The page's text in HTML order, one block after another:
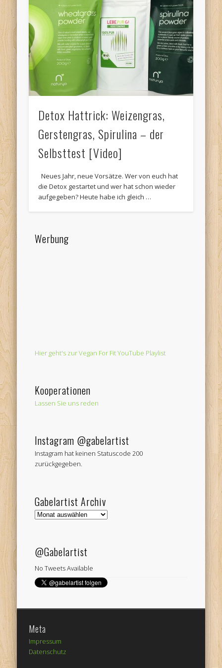
Detox Hattrick: Weizengras,
Gerstengras, Spirulina – der
Selbsttest [Video]
Neues Jahr, neue Vorsätze. Wer von euch hat
die Detox gestartet und wer hat schon wieder
aufgegeben? Heute habe ich gleich …
Werbung
Hier geht's zur Vegan For Fit YouTube Playlist
Kooperationen
Lassen Sie uns reden
Instagram @gabelartist
Instagram hat keinen Statuscode 200
zurückgegeben.
Gabelartist Archiv
Gabelartist
@Gabelartist
No Tweets Available
Meta
Impressum
Datenschutz